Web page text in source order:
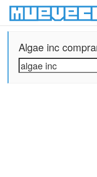
Algae inc